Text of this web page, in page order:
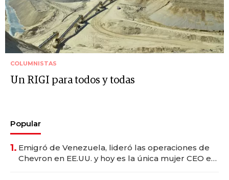
COLUMNISTAS
Un RIGI para todos y todas
Popular
1. Emigró de Venezuela, lideró las operaciones de
Chevron en EE.UU. y hoy es la única mujer CEO en